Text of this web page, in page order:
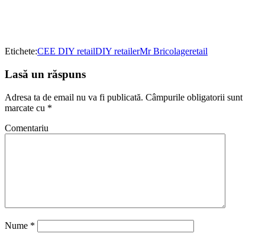
Etichete:CEE DIY retailDIY retailerMr Bricolageretail
Lasă un răspuns
Adresa ta de email nu va fi publicată. Câmpurile obligatorii sunt
marcate cu *
Comentariu
Nume *